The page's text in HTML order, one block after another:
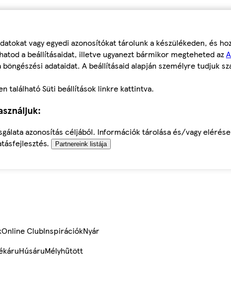
vagy egyedi azonosítókat tárolunk a készülékeden, és
a beállításaidat, illetve ugyanezt bármikor megteheted az
adataidat. A beállításaid alapján személyre tudjuk
található Süti beállítások linkre kattintva.
azonosítás céljából. Információk tárolása és/vagy
Partnereink listája
Online ClubInspirációkNyár
HúsáruMélyhűtött